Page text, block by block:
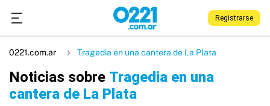
Registrarse
0221.com.ar Tragedia en una cantera de La Plata
Noticias sobre Tragedia en una
cantera de La Plata